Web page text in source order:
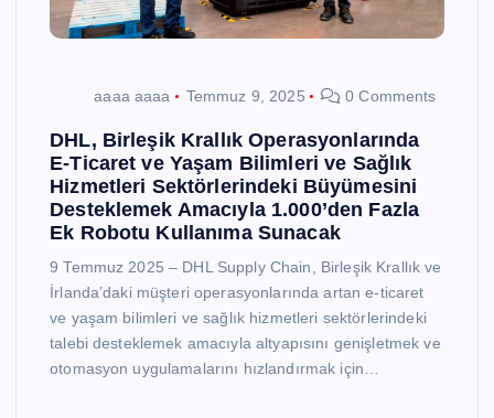
aaaa aaaa Temmuz 9, 2025 0 Comments
DHL, Birleşik Krallık Operasyonlarında
E-Ticaret ve Yaşam Bilimleri ve Sağlık
Hizmetleri Sektörlerindeki Büyümesini
Desteklemek Amacıyla 1.000’den Fazla
Ek Robotu Kullanıma Sunacak
9 Temmuz 2025 – DHL Supply Chain, Birleşik Krallık ve
İrlanda’daki müşteri operasyonlarında artan e-ticaret
ve yaşam bilimleri ve sağlık hizmetleri sektörlerindeki
talebi desteklemek amacıyla altyapısını genişletmek ve
otomasyon uygulamalarını hızlandırmak için…